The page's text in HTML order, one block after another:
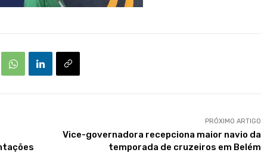
PRÓXIMO ARTIGO
Vice-governadora recepciona maior navio da
temporada de cruzeiros em Belém